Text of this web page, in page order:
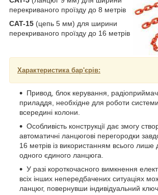
перекриваного проїзду до 8 метрів
CAT-15 (цепь 5 мм) для ширини
перекриваного проїзду до 16 метрів
Характеристика бар'єрів:
Привод, блок керування,
приладдя, необхідне для роботи
всередині колони.
Особливість конструкції дає змогу
автоматичні ланцюгові перегородки
16 метрів із використанням всього лише
одного єдиного ланцюга.
У разі короткочасного вимкнення
всіх інших непередбачених ситуаціях
ланцюг, повернувши індивідуальний